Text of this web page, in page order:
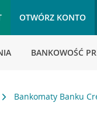
OTWÓRZ KONTO
BANKOWOŚĆ
Bankomaty Banku